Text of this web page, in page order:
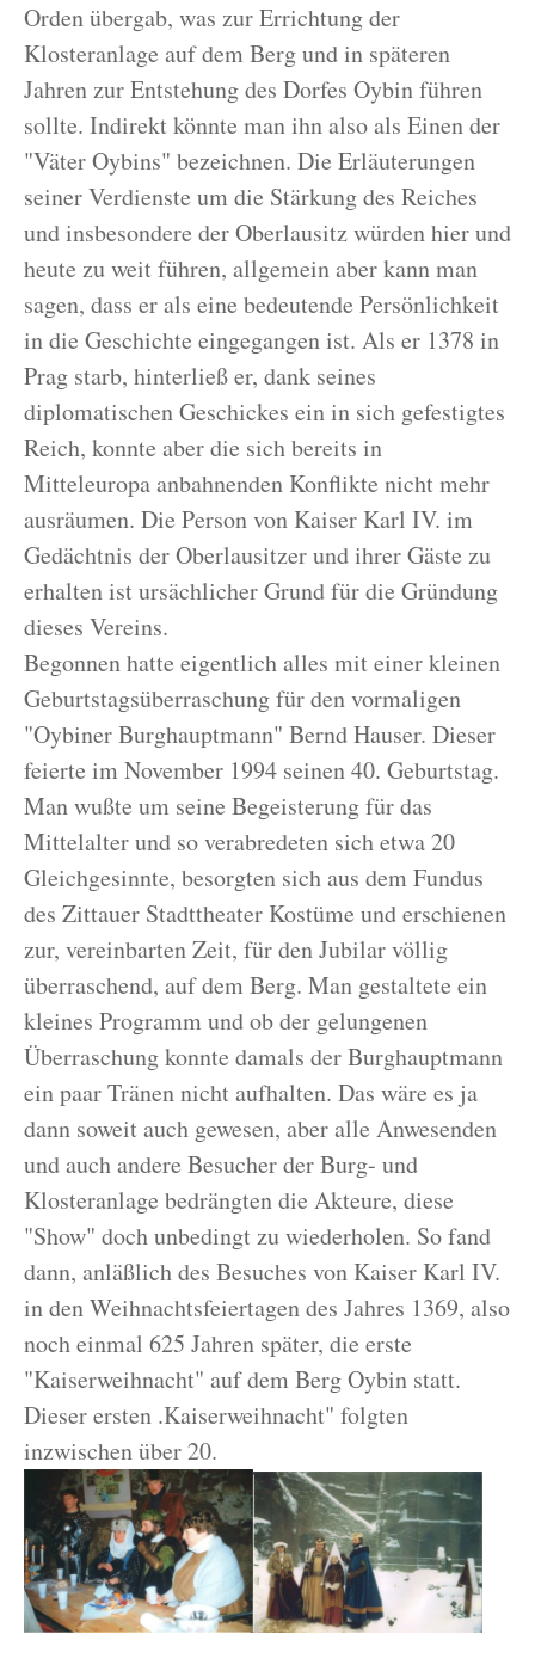
Orden übergab, was zur Errichtung der
Klosteranlage auf dem Berg und in späteren
Jahren zur Entstehung des Dorfes Oybin führen
sollte. Indirekt könnte man ihn also als Einen der
"Väter Oybins" bezeichnen. Die Erläuterungen
seiner Verdienste um die Stärkung des Reiches
und insbesondere der Oberlausitz würden hier und
heute zu weit führen, allgemein aber kann man
sagen, dass er als eine bedeutende Persönlichkeit
in die Geschichte eingegangen ist. Als er 1378 in
Prag starb, hinterließ er, dank seines
diplomatischen Geschickes ein in sich gefestigtes
Reich, konnte aber die sich bereits in
Mitteleuropa anbahnenden Konflikte nicht mehr
ausräumen. Die Person von Kaiser Karl IV. im
Gedächtnis der Oberlausitzer und ihrer Gäste zu
erhalten ist ursächlicher Grund für die Gründung
dieses Vereins.
Begonnen hatte eigentlich alles mit einer kleinen
Geburtstagsüberraschung für den vormaligen
"Oybiner Burghauptmann" Bernd Hauser. Dieser
feierte im November 1994 seinen 40. Geburtstag.
Man wußte um seine Begeisterung für das
Mittelalter und so verabredeten sich etwa 20
Gleichgesinnte, besorgten sich aus dem Fundus
des Zittauer Stadttheater Kostüme und erschienen
zur, vereinbarten Zeit, für den Jubilar völlig
überraschend, auf dem Berg. Man gestaltete ein
kleines Programm und ob der gelungenen
Überraschung konnte damals der Burghauptmann
ein paar Tränen nicht aufhalten. Das wäre es ja
dann soweit auch gewesen, aber alle Anwesenden
und auch andere Besucher der Burg- und
Klosteranlage bedrängten die Akteure, diese
"Show" doch unbedingt zu wiederholen. So fand
dann, anläßlich des Besuches von Kaiser Karl IV.
in den Weihnachtsfeiertagen des Jahres 1369, also
noch einmal 625 Jahren später, die erste
"Kaiserweihnacht" auf dem Berg Oybin statt.
Dieser ersten .Kaiserweihnacht" folgten
inzwischen über 20.